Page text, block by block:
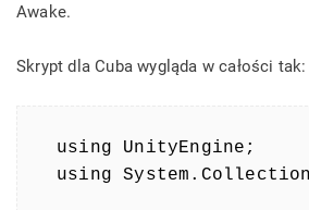
Awake.
Skrypt dla Cuba wygląda w całości tak:
using UnityEngine;
using